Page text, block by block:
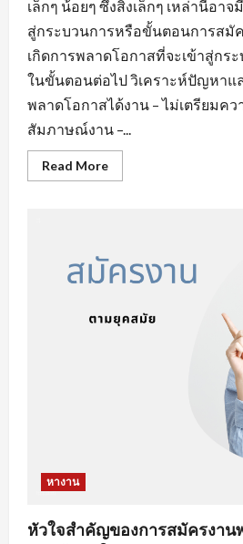
เล็กๆ น้อยๆ ซึ่งสิ่งเล็กๆ เหล่านี้อา
สู่กระบวนการหรือขั้นตอนการสมั
เกิดการพลาดโอกาสที่จะเข้าสู่ก
ในขั้นตอนต่อไป วิเคราะห์ปัญหา
พลาดโอกาสได้งาน – ไม่เตรียมค
สัมภาษณ์งาน –...
Read MoreRead
more
หา
งาน
จะ
ทำให้
หางาน
หัวใจสำคัญของการสมัครงา